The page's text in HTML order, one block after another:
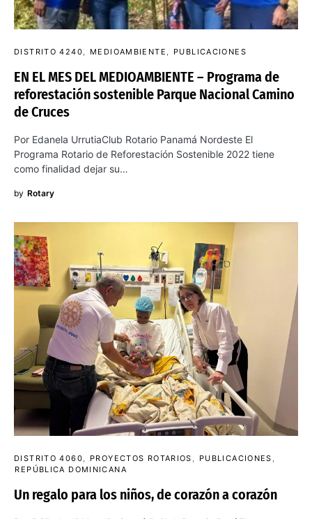
DISTRITO 4240 MEDIOAMBIENTE PUBLICACIONES
EN EL MES DEL MEDIOAMBIENTE – Programa de
reforestación sostenible Parque Nacional Camino
de Cruces
Por Edanela UrrutiaClub Rotario Panamá Nordeste El
Programa Rotario de Reforestación Sostenible 2022 tiene
como finalidad dejar su…
by Rotary
DISTRITO 4060 PROYECTOS ROTARIOS
PUBLICACIONES
REPÚBLICA DOMINICANA
Un regalo para los niños, de corazón a corazón